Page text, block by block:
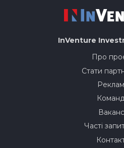
InVenture
Про
Стати
Часті